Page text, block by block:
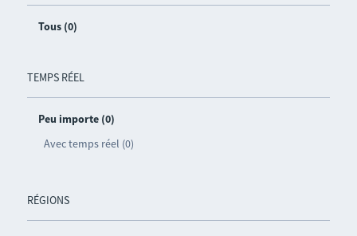
Tous (0)
TEMPS RÉEL
Peu importe (0)
Avec temps réel (0)
RÉGIONS